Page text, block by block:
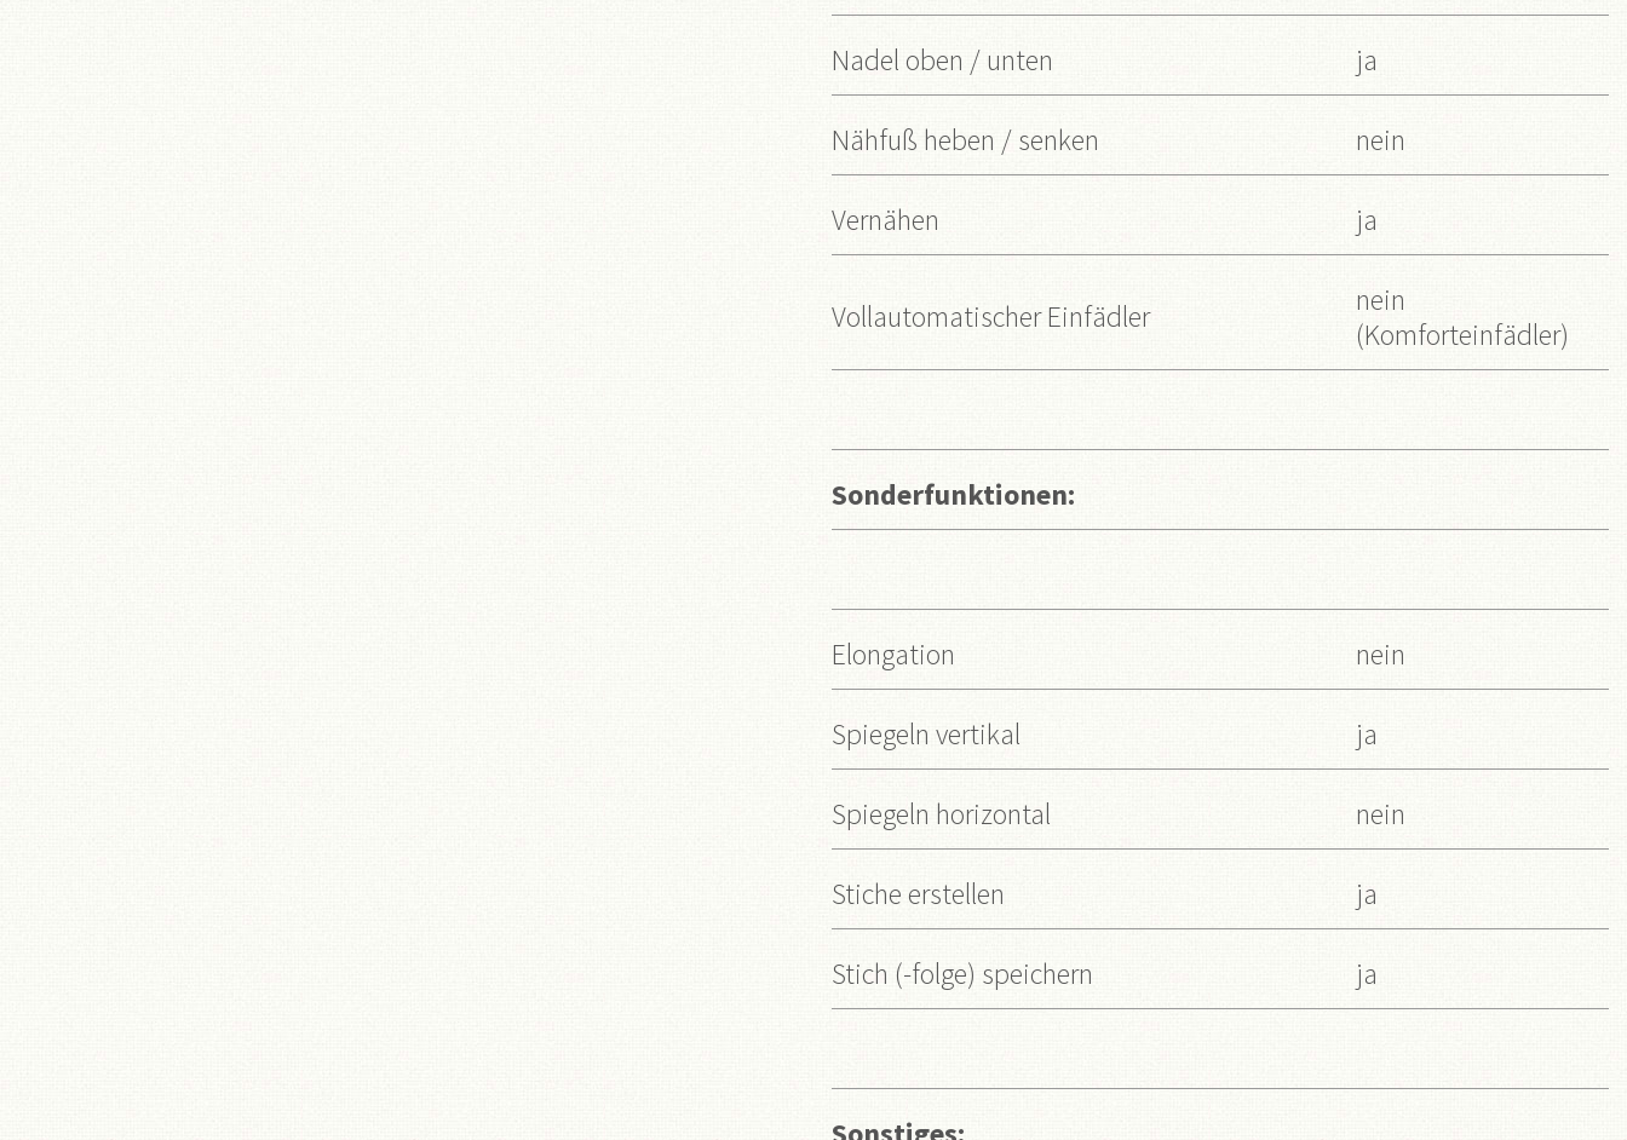
Nadel oben / unten ja
Nähfuß heben / senken nein
Vernähen ja
Vollautomatischer Einfädler
nein
(Komforteinfädler)
Sonderfunktionen:
Elongation nein
Spiegeln vertikal ja
Spiegeln horizontal nein
Stiche erstellen ja
Stich (-folge) speichern ja